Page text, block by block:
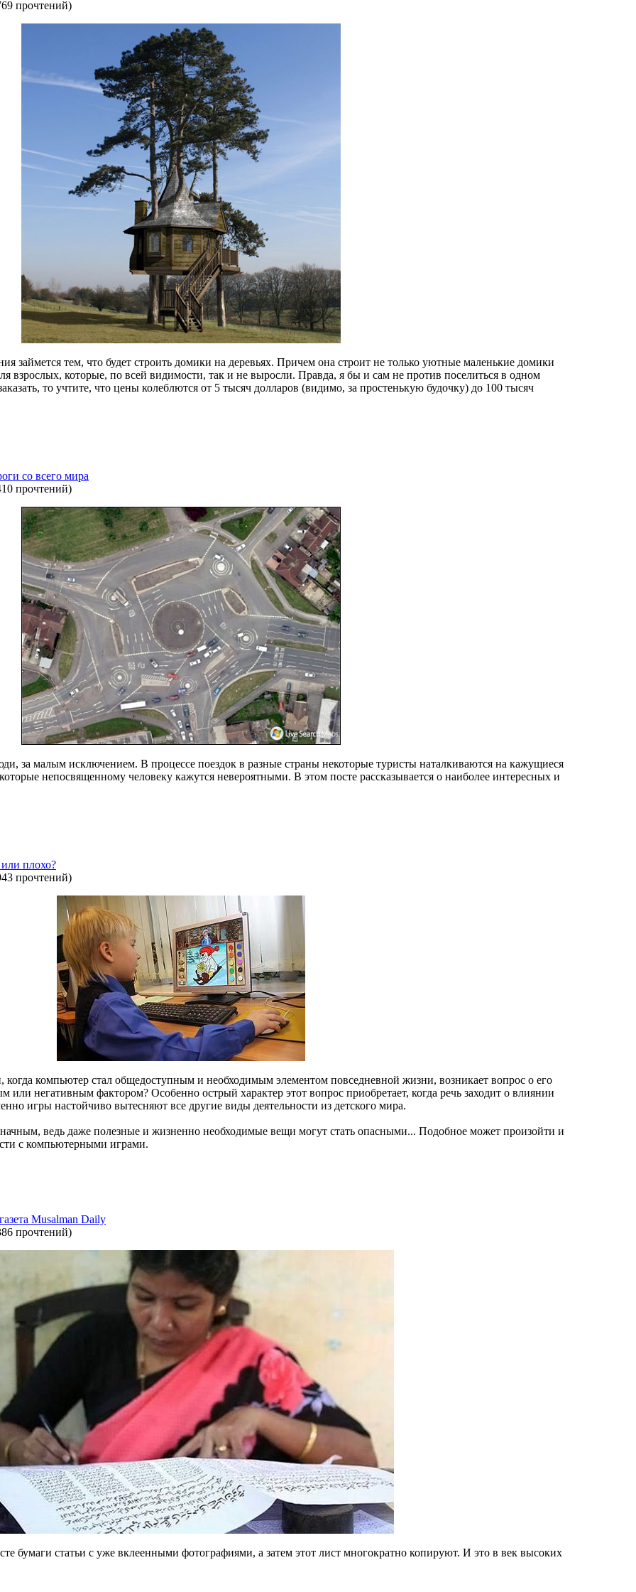
прочтений)
займется тем, что будет строить домики на деревьях. Причем она строит не только уютные маленькие домики
взрослых, которые, по всей видимости, так и не выросли. Правда, я бы и сам не против поселиться в одном
то учтите, что цены колеблются от 5 тысяч долларов (видимо, за простенькую будочку) до 100 тысяч
со всего мира
прочтений)
за малым исключением. В процессе поездок в разные страны некоторые туристы наталкиваются на кажущиеся
непосвященному человеку кажутся невероятными. В этом посте рассказывается о наиболее интересных и
плохо?
прочтений)
компьютер стал общедоступным и необходимым элементом повседневной жизни, возникает вопрос о его
или негативным фактором? Особенно острый характер этот вопрос приобретает, когда речь заходит о влиянии
игры настойчиво вытесняют все другие виды деятельности из детского мира.
ведь даже полезные и жизненно необходимые вещи могут стать опасными... Подобное может произойти и
с компьютерными играми.
Musalman Daily
прочтений)
бумаги статьи с уже вклеенными фотографиями, а затем этот лист многократно копируют. И это в век высоких